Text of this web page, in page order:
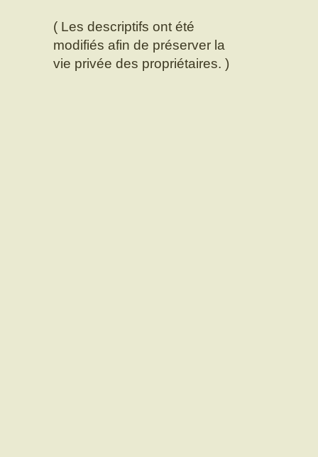
( Les descriptifs ont été
modifiés afin de préserver la
vie privée des propriétaires. )